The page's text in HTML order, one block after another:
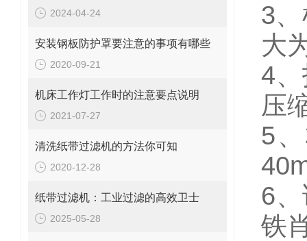
2024-04-24
安装钢板防护罩要注意的事项有哪些
2020-09-21
机床工作灯工作时的注意要点说明
2021-07-27
清洗纸带过滤机的方法你可知
2020-12-28
纸带过滤机：工业过滤的高效卫士
2025-05-28
3
大
4
压
5
6
铁